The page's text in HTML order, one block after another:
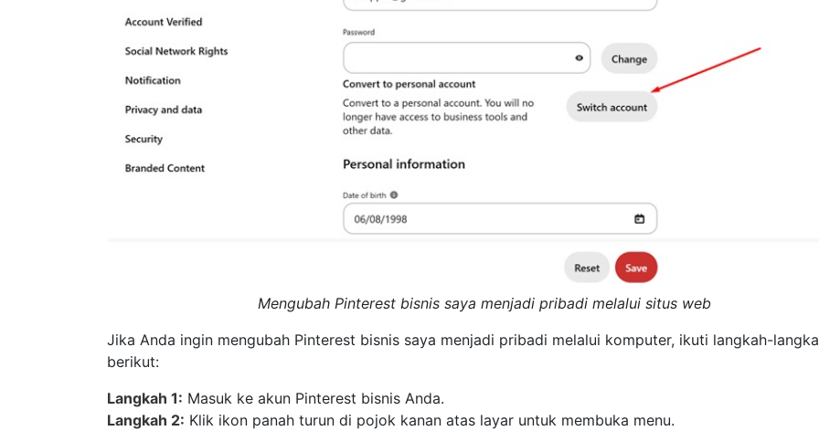
Mengubah Pinterest bisnis saya menjadi pribadi melalui situs web
Jika Anda ingin mengubah Pinterest bisnis saya menjadi pribadi melalui komputer, ikuti langkah-
berikut:
Langkah 1: Masuk ke akun Pinterest bisnis Anda.
Langkah 2: Klik ikon panah turun di pojok kanan atas layar untuk membuka menu.